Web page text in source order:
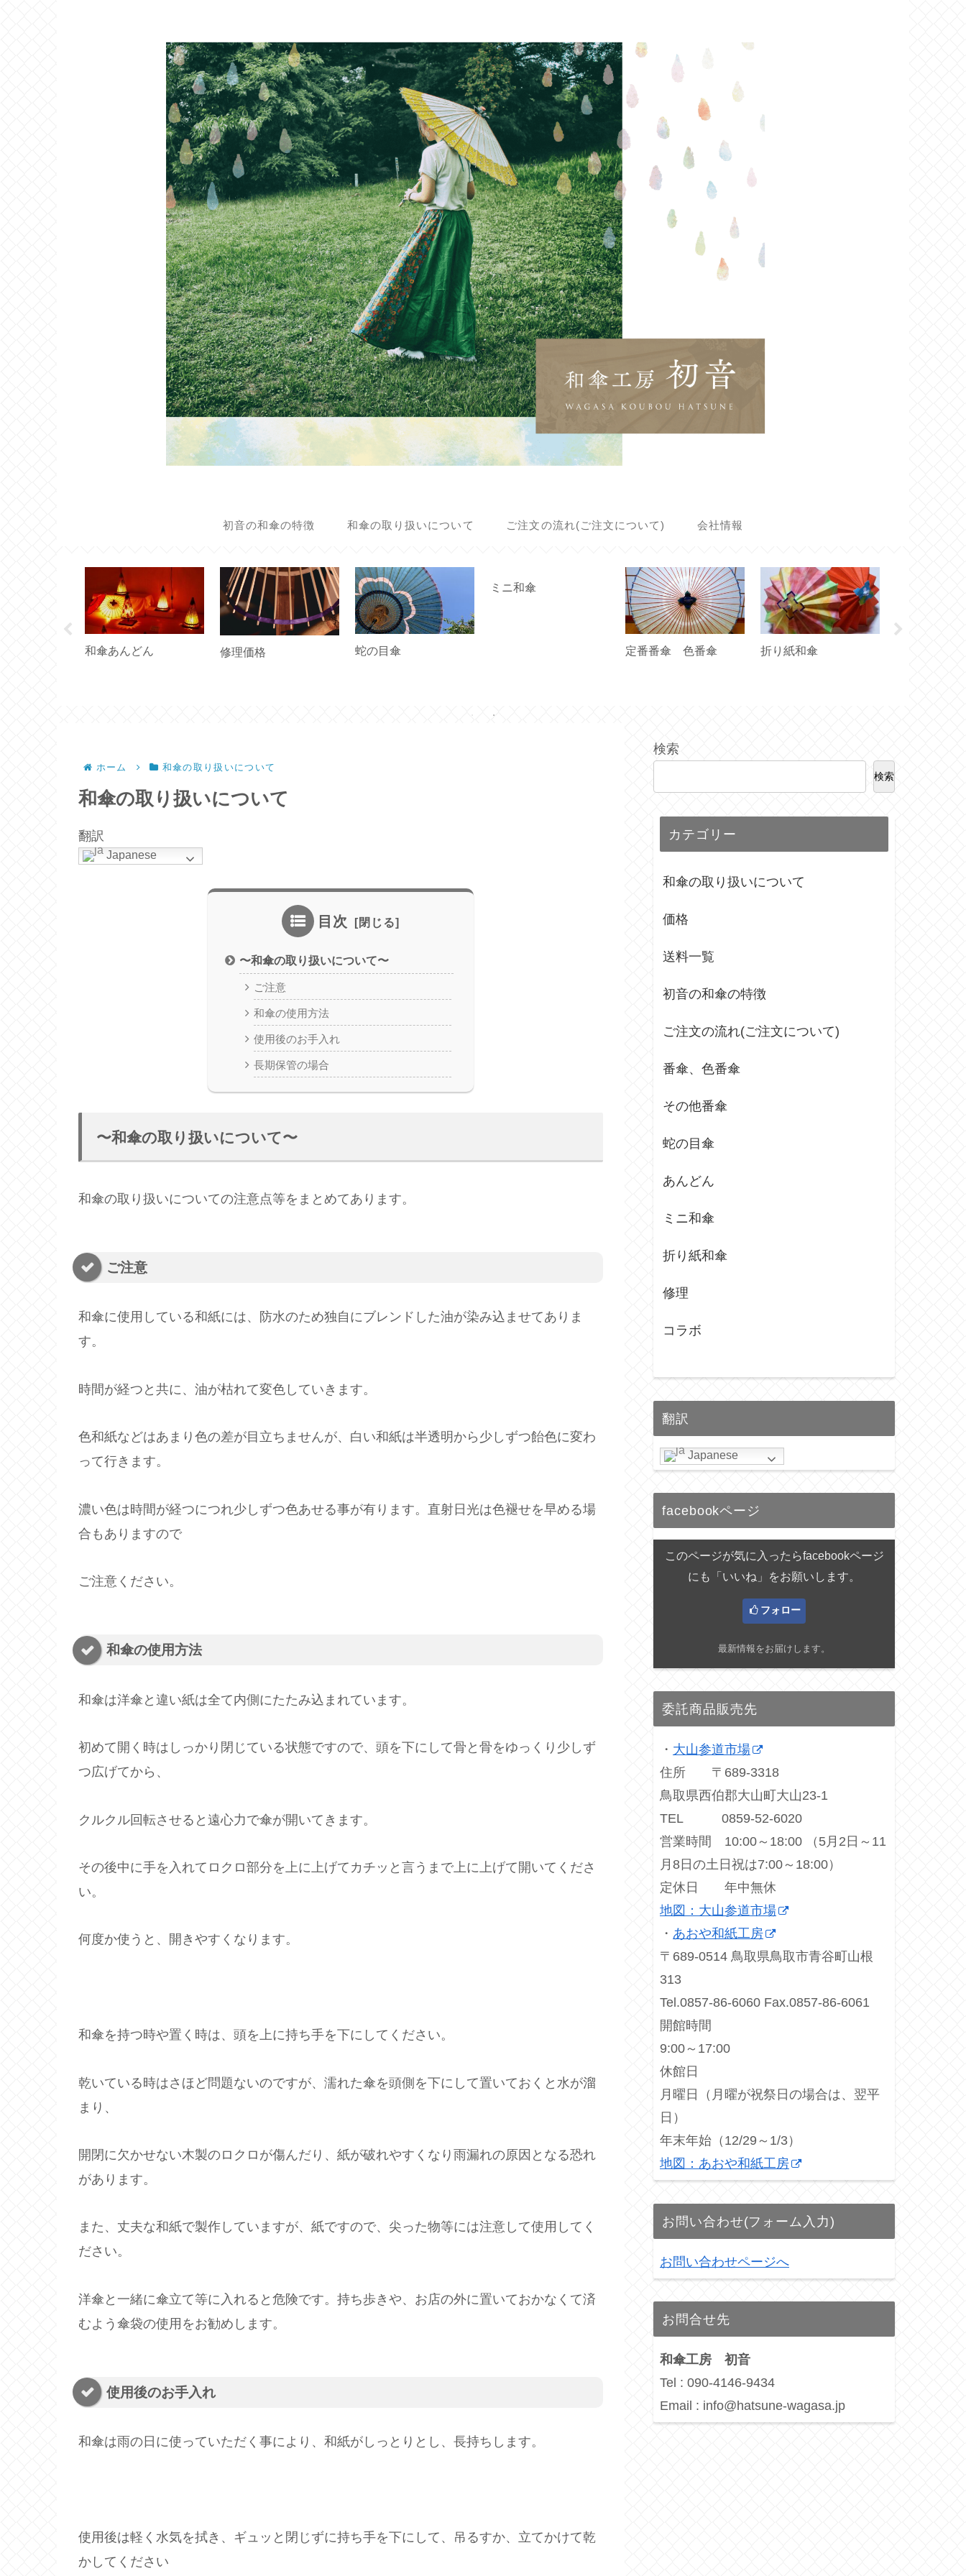
初音の和傘の特徴 和傘の取り扱いについて ご注文の流れ(ご注文について) 会社情報
その他、変り番傘 和傘の御注文について 初音の和傘の特徴 修理価格 蛇の目傘
ホーム 和傘の取り扱いについて
和傘の取り扱いについて
翻訳
Japanese
目次
〜和傘の取り扱いについて〜
ご注意
和傘の使用方法
使用後のお手入れ
長期保管の場合
〜和傘の取り扱いについて〜
和傘の取り扱いについての注意点等をまとめてあります。
ご注意
和傘に使用している和紙には、防水のため独自にブレンドした油が染み込ませてありま
す。
時間が経つと共に、油が枯れて変色していきます。
色和紙などはあまり色の差が目立ちませんが、白い和紙は半透明から少しずつ飴色に変わ
って行きます。
濃い色は時間が経つにつれ少しずつ色あせる事が有ります。直射日光は色褪せを早める場
合もありますので
ご注意ください。
和傘の使用方法
和傘は洋傘と違い紙は全て内側にたたみ込まれています。
初めて開く時はしっかり閉じている状態ですので、頭を下にして骨と骨をゆっくり少しず
つ広げてから、
クルクル回転させると遠心力で傘が開いてきます。
その後中に手を入れてロクロ部分を上に上げてカチッと言うまで上に上げて開いてくださ
い。
何度か使うと、開きやすくなります。
和傘を持つ時や置く時は、頭を上に持ち手を下にしてください。
乾いている時はさほど問題ないのですが、濡れた傘を頭側を下にして置いておくと水が溜
まり、
開閉に欠かせない木製のロクロが傷んだり、紙が破れやすくなり雨漏れの原因となる恐れ
があります。
また、丈夫な和紙で製作していますが、紙ですので、尖った物等には注意して使用してく
ださい。
洋傘と一緒に傘立て等に入れると危険です。持ち歩きや、お店の外に置いておかなくて済
むよう傘袋の使用をお勧めします。
使用後のお手入れ
和傘は雨の日に使っていただく事により、和紙がしっとりとし、長持ちします。
使用後は軽く水気を拭き、ギュッと閉じずに持ち手を下にして、吊るすか、立てかけて乾
かしてください
検索
検索
カテゴリー
和傘の取り扱いについて
価格
送料一覧
初音の和傘の特徴
ご注文の流れ(ご注文について)
番傘、色番傘
その他番傘
蛇の目傘
あんどん
ミニ和傘
折り紙和傘
修理
コラボ
翻訳
Japanese
facebookページ
このページが気に入ったらfacebookページ
にも「いいね」をお願いします。
フォロー
最新情報をお届けします。
委託商品販売先
・ 大山参道市場
住所 〒689-3318
鳥取県西伯郡大山町大山23-1
TEL 0859-52-6020
営業時間 10:00～18:00 （5月2日～11
月8日の土日祝は7:00～18:00）
定休日 年中無休
地図：大山参道市場
・ あおや和紙工房
〒689-0514 鳥取県鳥取市青谷町山根
313
Tel.0857-86-6060 Fax.0857-86-6061
開館時間
9:00～17:00
休館日
月曜日（月曜が祝祭日の場合は、翌平
日）
年末年始（12/29～1/3）
地図：あおや和紙工房
お問い合わせ(フォーム入力)
お問い合わせページへ
お問合せ先
和傘工房 初音
Tel : 090-4146-9434
Email : info@hatsune-wagasa.jp